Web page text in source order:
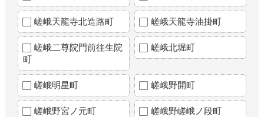
嵯峨天龍寺北造路町 嵯峨天龍寺油掛町
嵯峨二尊院門前往生院
町
嵯峨北堀町
嵯峨明星町 嵯峨野開町
嵯峨野宮ノ元町 嵯峨野嵯峨ノ段町